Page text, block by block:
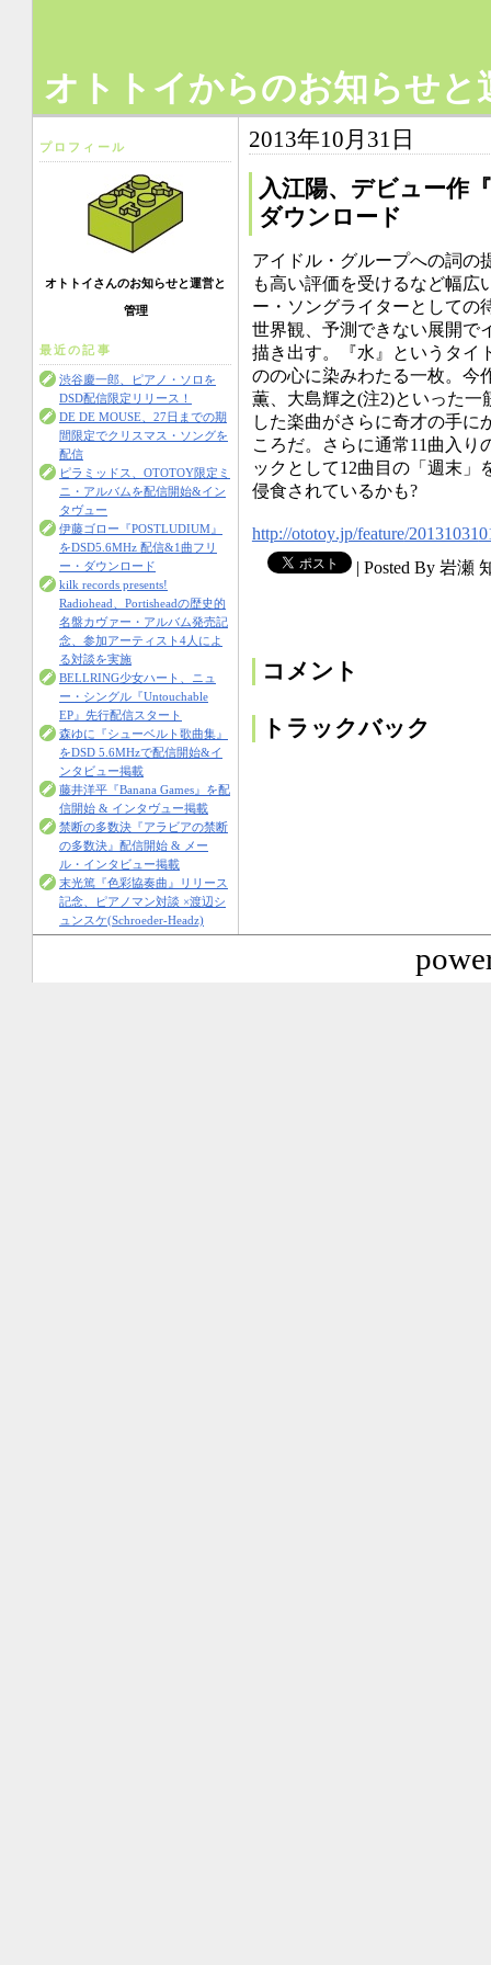
オトトイからのお知らせと
プロフィール
オトトイさんのお知らせと運営と
管理
最近の記事
渋谷慶一郎、ピアノ・ソロを
DSD配信限定リリース！
DE DE MOUSE、27日までの期
間限定でクリスマス・ソングを
配信
ピラミッドス、OTOTOY限定ミ
ニ・アルバムを配信開始&イン
タヴュー
伊藤ゴロー『POSTLUDIUM』
をDSD5.6MHz 配信&1曲フリ
ー・ダウンロード
kilk records presents!
Radiohead、Portisheadの歴史的
名盤カヴァー・アルバム発売記
念、参加アーティスト4人によ
る対談を実施
BELLRING少女ハート、ニュ
ー・シングル『Untouchable
EP』先行配信スタート
森ゆに『シューベルト歌曲集』
をDSD 5.6MHzで配信開始&イ
ンタビュー掲載
藤井洋平『Banana Games』を配
信開始 & インタヴュー掲載
禁断の多数決『アラビアの禁断
の多数決』配信開始 & メー
ル・インタビュー掲載
末光篤『色彩協奏曲』リリース
記念、ピアノマン対談 ×渡辺シ
ュンスケ(Schroeder-Headz)
2013年10月31日
入江陽、デビュー作
ダウンロード
アイドル・グループへの詞の
も高い評価を受けるなど幅広
ー・ソングライターとしての
世界観、予測できない展開で
描き出す。『水』というタイ
のの心に染みわたる一枚。今
薫、大島輝之(注2)といった
した楽曲がさらに奇才の手に
ころだ。さらに通常11曲入り
ックとして12曲目の「週末」
侵食されているかも?
http://ototoy.jp/feature/20131031
| Posted By 岩瀬
コメント
トラックバック